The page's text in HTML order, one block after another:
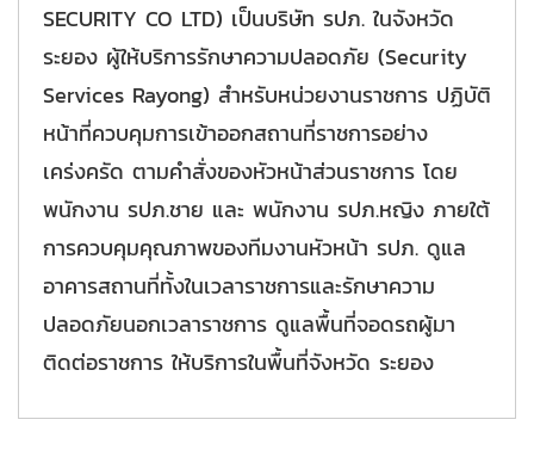
SECURITY CO LTD) เป็นบริษัท รปภ. ในจังหวัด
ระยอง ผู้ให้บริการรักษาความปลอดภัย (Security
Services Rayong) สำหรับหน่วยงานราชการ ปฏิบัติ
หน้าที่ควบคุมการเข้าออกสถานที่ราชการอย่าง
เคร่งครัด ตามคำสั่งของหัวหน้าส่วนราชการ โดย
พนักงาน รปภ.ชาย และ พนักงาน รปภ.หญิง ภายใต้
การควบคุมคุณภาพของทีมงานหัวหน้า รปภ. ดูแล
อาคารสถานที่ทั้งในเวลาราชการและรักษาความ
ปลอดภัยนอกเวลาราชการ ดูแลพื้นที่จอดรถผู้มา
ติดต่อราชการ ให้บริการในพื้นที่จังหวัด ระยอง